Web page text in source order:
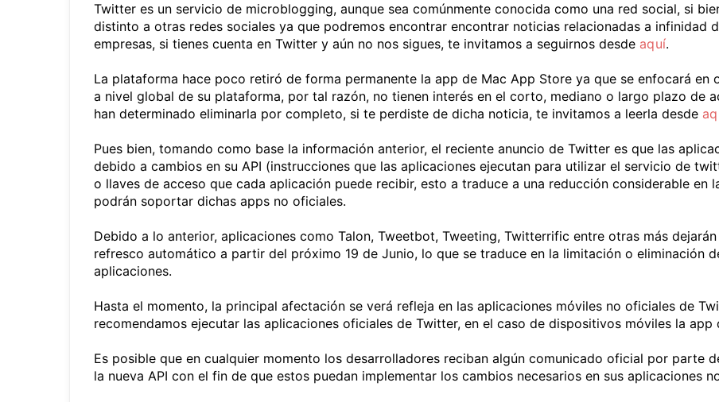
Twitter es un servicio de microblogging, aunque sea comúnmente conocida como una red social, si
distinto a otras redes sociales ya que podremos encontrar encontrar noticias relacionadas a infinidad
empresas, si tienes cuenta en Twitter y aún no nos sigues, te invitamos a seguirnos desde aquí.
La plataforma hace poco retiró de forma permanente la app de Mac App Store ya que se enfocará en
a nivel global de su plataforma, por tal razón, no tienen interés en el corto, mediano o largo plazo de
han determinado eliminarla por completo, si te perdiste de dicha noticia, te invitamos a leerla desde
Pues bien, tomando como base la información anterior, el reciente anuncio de Twitter es que las
debido a cambios en su API (instrucciones que las aplicaciones ejecutan para utilizar el servicio de
o llaves de acceso que cada aplicación puede recibir, esto a traduce a una reducción considerable en
podrán soportar dichas apps no oficiales.
Debido a lo anterior, aplicaciones como Talon, Tweetbot, Tweeting, Twitterrific entre otras más
refresco automático a partir del próximo 19 de Junio, lo que se traduce en la limitación o eliminación
aplicaciones.
Hasta el momento, la principal afectación se verá refleja en las aplicaciones móviles no oficiales de
recomendamos ejecutar las aplicaciones oficiales de Twitter, en el caso de dispositivos móviles la app
Es posible que en cualquier momento los desarrolladores reciban algún comunicado oficial por parte
la nueva API con el fin de que estos puedan implementar los cambios necesarios en sus aplicaciones